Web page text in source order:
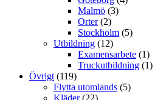
Malmö (3)
Orter(2)
Stockholm (5)
Utbildning (12)
Examensarbete (1)
Truckutbildning (1)
Övrigt (119)
Flytta utomlands (5)